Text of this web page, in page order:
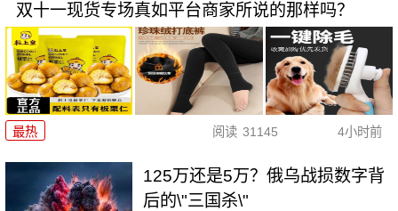
双十一现货专场真如平台商家所说的那样吗？
最热 阅读 31145 4小时前
125万还是5万？俄乌战损数字背
后的\"三国杀\"